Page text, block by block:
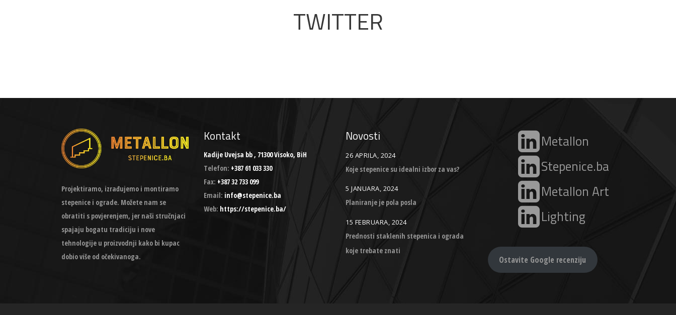
TWITTER
Projektiramo, izrađujemo i montiramo
stepenice i ograde. Možete nam se
obratiti s povjerenjem, jer naši stručnjaci
spajaju bogatu tradiciju i nove
tehnologije u proizvodnji kako bi kupac
dobio više od očekivanoga.
Kontakt
Kadije Uvejsa bb , 71300 Visoko, BiH
Telefon: +387 61 033 330
Fax: +387 32 733 099
Email: info@stepenice.ba
Web: https://stepenice.ba/
Novosti
26 APRILA, 2024
Koje stepenice su idealni izbor za vas?
5 JANUARA, 2024
Planiranje je pola posla
15 FEBRUARA, 2024
Prednosti staklenih stepenica i ograda
koje trebate znati
Metallon
Stepenice.ba
Metallon Art
Lighting
Ostavite Google recenziju